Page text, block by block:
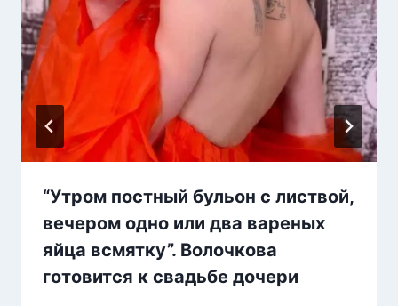
“Утром постный бульон с листвой,
вечером одно или два вареных
яйца всмятку”. Волочкова
готовится к свадьбе дочери